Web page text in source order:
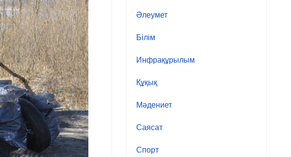
Әлеумет
Білім
Инфрақұрылым
Құқық
Мәдениет
Саясат
Спорт